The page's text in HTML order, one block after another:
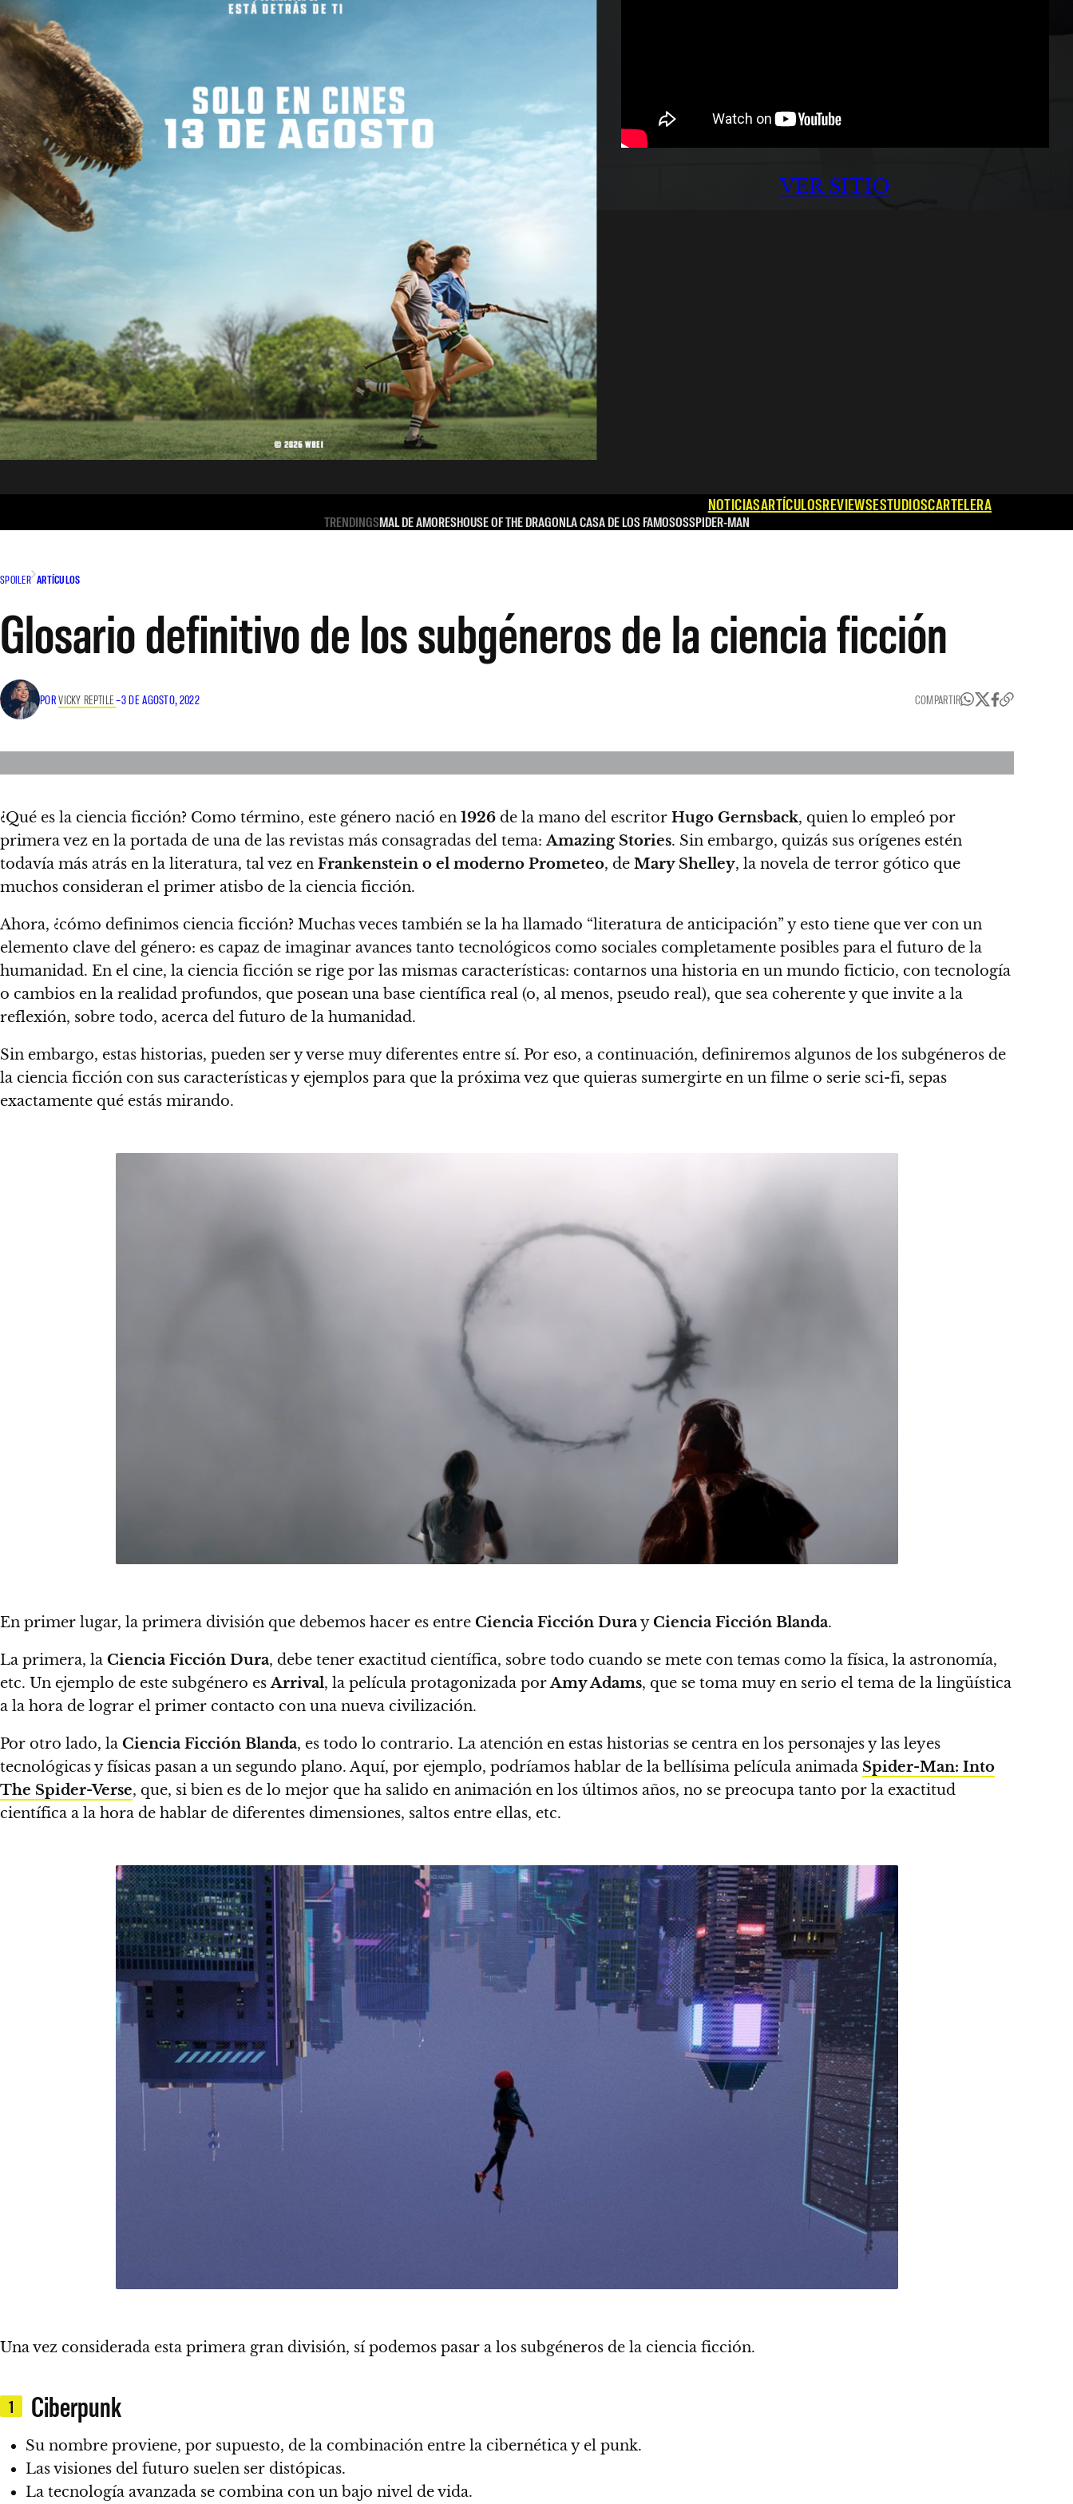
VER SITIO
NOTICIASARTÍCULOSREVIEWSESTUDIOSCARTELERA
TRENDINGSMAL DE AMORESHOUSE OF THE DRAGONLA CASA DE LOS FAMOSOSSPIDER-MAN
SPOILER ARTÍCULOS
Glosario definitivo de los subgéneros de la ciencia ficción
PORVICKY REPTILE–3 DE AGOSTO, 2022 COMPARTIR
¿Qué es la ciencia ficción? Como término, este género nació en 1926 de la mano del escritor Hugo Gernsback, quien lo empleó por
primera vez en la portada de una de las revistas más consagradas del tema:Amazing Stories. Sin embargo, quizás sus orígenes estén
todavía más atrás en la literatura, tal vez en Frankenstein o el moderno Prometeo, de Mary Shelley, la novela de terror gótico que
muchos consideran el primer atisbo de la ciencia ficción.
Ahora, ¿cómo definimos ciencia ficción? Muchas veces también se la ha llamado “literatura de anticipación” y esto tiene que ver con un
elemento clave del género: es capaz de imaginar avances tanto tecnológicos como sociales completamente posibles para el futuro de la
humanidad. En el cine, la ciencia ficción se rige por las mismas características: contarnos una historia en un mundo ficticio, con tecnología
o cambios en la realidad profundos, que posean una base científica real (o, al menos, pseudo real), que sea coherente y que invite a la
reflexión, sobre todo, acerca del futuro de la humanidad.
Sin embargo, estas historias, pueden ser y verse muy diferentes entre sí. Por eso, a continuación, definiremos algunos de los subgéneros de
la ciencia ficción con sus características y ejemplos para que la próxima vez que quieras sumergirte en un filme o serie sci-fi, sepas
exactamente qué estás mirando.
En primer lugar, la primera división que debemos hacer es entre Ciencia Ficción DurayCiencia Ficción Blanda.
La primera, la Ciencia Ficción Dura, debe tener exactitud científica, sobre todo cuando se mete con temas como la física, la astronomía,
etc. Un ejemplo de este subgénero esArrival, la película protagonizada porAmy Adams, que se toma muy en serio el tema de la lingüística
a la hora de lograr el primer contacto con una nueva civilización.
Por otro lado, la Ciencia Ficción Blanda, es todo lo contrario. La atención en estas historias se centra en los personajes y las leyes
tecnológicas y físicas pasan a un segundo plano. Aquí, por ejemplo, podríamos hablar de la bellísima película animada Spider-Man: Into
The Spider-Verse, que, si bien es de lo mejor que ha salido en animación en los últimos años, no se preocupa tanto por la exactitud
científica a la hora de hablar de diferentes dimensiones, saltos entre ellas, etc.
Una vez considerada esta primera gran división, sí podemos pasar a los subgéneros de la ciencia ficción.
1 Ciberpunk
Su nombre proviene, por supuesto, de la combinación entre la cibernética y el punk.
Las visiones del futuro suelen ser distópicas.
La tecnología avanzada se combina con un bajo nivel de vida.